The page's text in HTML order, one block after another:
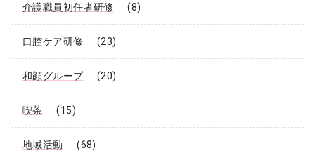
介護職員初任者研修 (8)
口腔ケア研修 (23)
和顔グループ (20)
喫茶 (15)
地域活動 (68)